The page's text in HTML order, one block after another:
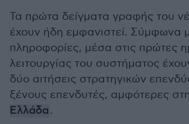
Τα πρώτα δείγματα γραφής του
έχουν ήδη εμφανιστεί. Σύμφωνα
πληροφορίες, μέσα στις πρώτες
λειτουργίας του συστήματος
δύο αιτήσεις στρατηγικών
ξένους επενδυτές, αμφότερες στη
Ελλάδα.